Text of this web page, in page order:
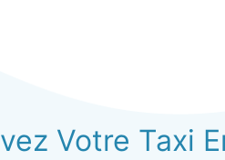
Votre Taxi